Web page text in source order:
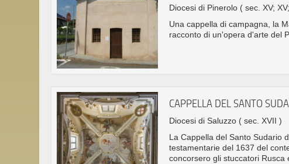
Diocesi di Pinerolo ( sec. XV;
Una cappella di campagna, la
racconto di un'opera d'arte del
CAPPELLA DEL SANTO
Diocesi di Saluzzo ( sec. XVII )
La Cappella del Santo Sudario
testamentarie del 1637 del
concorsero gli stuccatori Rusca